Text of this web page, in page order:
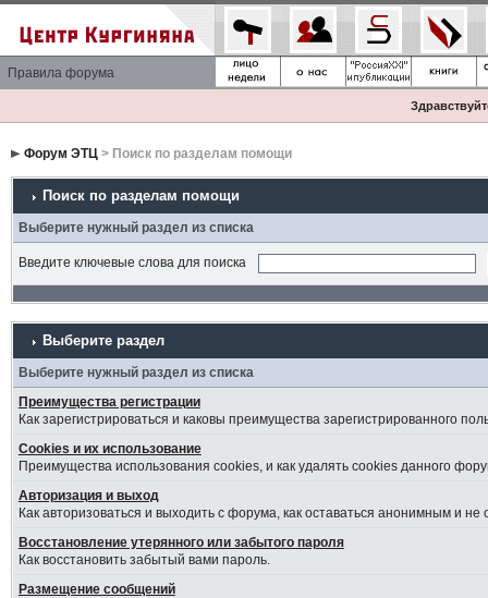
Правила форума
Форум ЭТЦ> Поиск по разделам помощи
Поиск по разделам помощи
Выберите нужный раздел из списка
Введите ключевые слова для поиска
Выберите раздел
Выберите нужный раздел из списка
Преимущества регистрации
Как зарегистрироваться и каковы преимущества зарегистрированного
Cookies и их использование
Преимущества использования cookies, и как удалять cookies данного
Авторизация и выход
Как авторизоваться и выходить с форума, как оставаться анонимным и
Восстановление утерянного или забытого пароля
Как восстановить забытый вами пароль.
Размещение сообщений